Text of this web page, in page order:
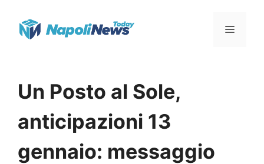
Menu
Un Posto al Sole,
anticipazioni 13
gennaio: messaggio